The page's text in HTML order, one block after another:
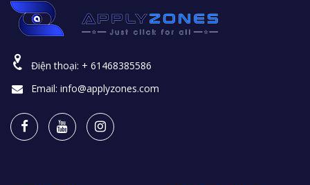
Điện thoại: + 61468385586
Email: info@applyzones.com